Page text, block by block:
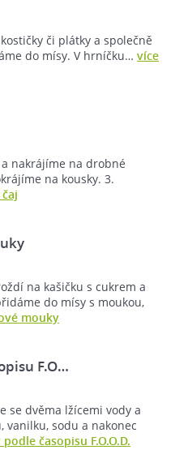
či plátky a společně
do mísy. V hrníčku… více
nakrájíme na drobné
na kousky. 3.
na kašičku s cukrem a
do mísy s moukou,
mouky
F.O…
se dvěma lžícemi vody a
sodu a nakonec
časopisu F.O.O.D.